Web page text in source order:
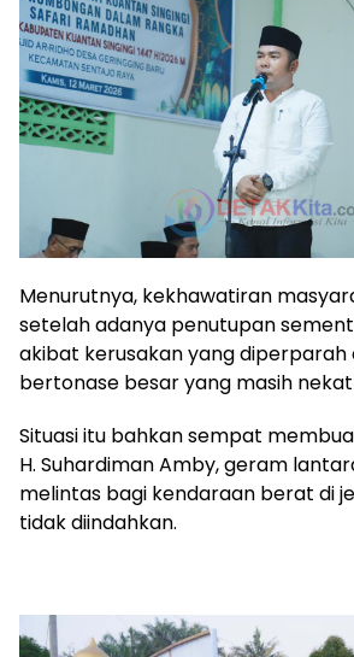
Menurutnya, kekhawatiran
setelah adanya penutupan
akibat kerusakan yang diperparah
bertonase besar yang masih
Situasi itu bahkan sempat
H. Suhardiman Amby, geram
melintas bagi kendaraan berat di
tidak diindahkan.